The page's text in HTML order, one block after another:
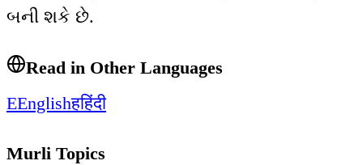
બની શકે છે.
Read in Other Languages
EEnglishहहिंदी
Murli Topics